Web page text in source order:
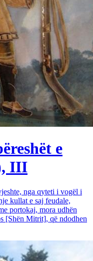
e
III
nga qyteti i vogël i
kullat e saj feudale,
portokaj, mora udhën
[Shën Mitrit], që ndodhen